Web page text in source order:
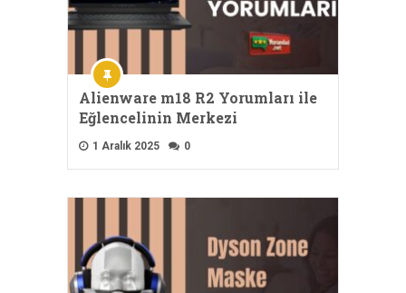
Alienware m18 R2 Yorumları ile
Eğlencelinin Merkezi
1 Aralık 2025 0